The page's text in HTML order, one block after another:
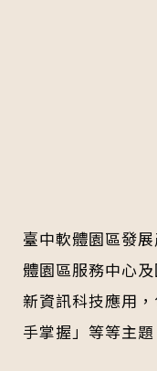
臺中軟體園區發
體園區服務中心
新資訊科技應用
手掌握」等等主